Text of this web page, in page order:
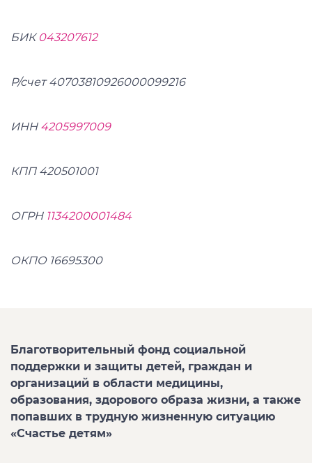
БИК 043207612
Р/счет 40703810926000099216
ИНН 4205997009
КПП 420501001
ОГРН 1134200001484
ОКПО 16695300
Благотворительный фонд социальной
поддержки и защиты детей, граждан и
организаций в области медицины,
образования, здорового образа жизни, а также
попавших в трудную жизненную ситуацию
«Счастье детям»